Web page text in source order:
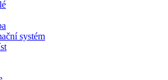
systém